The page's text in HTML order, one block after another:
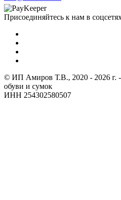
Присоединяйтесь к нам в
© ИП Амиров Т.В., 2020 - 2026 г. -
обуви и сумок
ИНН 254302580507